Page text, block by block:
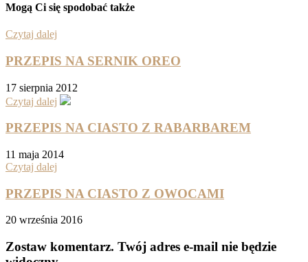
Mogą Ci się spodobać także
Czytaj dalej
PRZEPIS NA SERNIK OREO
17 sierpnia 2012
Czytaj dalej
PRZEPIS NA CIASTO Z RABARBAREM
11 maja 2014
Czytaj dalej
PRZEPIS NA CIASTO Z OWOCAMI
20 września 2016
Zostaw komentarz. Twój adres e-mail nie będzie